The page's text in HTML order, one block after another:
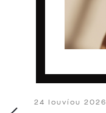
24 Ιουνίου 2026